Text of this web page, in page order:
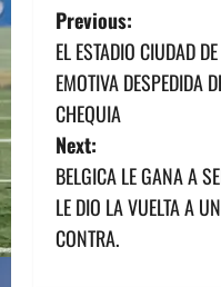
P
o
s
t
n
a
Previous:
EL ESTADIO CIUDAD
EMOTIVA DESPEDIDA
CHEQUIA
Next:
BELGICA LE GANA A
LE DIO LA VUELTA A
CONTRA.